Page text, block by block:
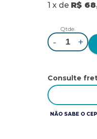
1 x de R$
Qtde.
- +
Consulte
NÃO SABE O